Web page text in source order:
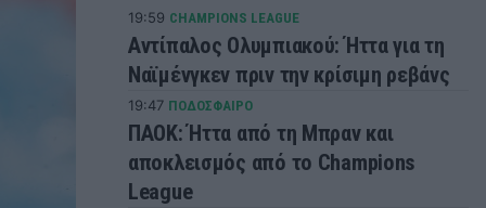
19:59 CHAMPIONS LEAGUE
Αντίπαλος Ολυμπιακού: Ήττα για τη
Ναϊμένγκεν πριν την κρίσιμη ρεβάνς
19:47 ΠΟΔΟΣΦΑΙΡΟ
ΠΑΟΚ: Ήττα από τη Μπραν και
αποκλεισμός από το Champions
League